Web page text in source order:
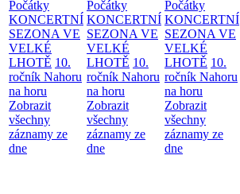
Počátky
KONCERTNÍ
SEZONA VE
VELKÉ
LHOTĚ 10.
ročník Nahoru
na horu
Zobrazit
všechny
záznamy ze
dne
Počátky
KONCERTNÍ
SEZONA VE
VELKÉ
LHOTĚ 10.
ročník Nahoru
na horu
Zobrazit
všechny
záznamy ze
dne
Počátky
KONCERTNÍ
SEZONA VE
VELKÉ
LHOTĚ 10.
ročník Nahoru
na horu
Zobrazit
všechny
záznamy ze
dne